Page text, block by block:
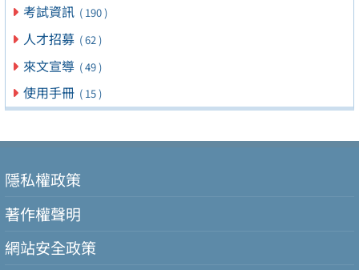
考試資訊 ( 190 )
人才招募 ( 62 )
來文宣導 ( 49 )
使用手冊 ( 15 )
隱私權政策
著作權聲明
網站安全政策